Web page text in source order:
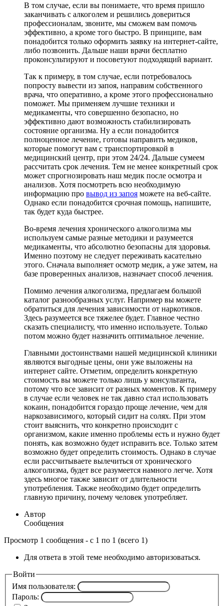
В том случае, если вы понимаете, что время пришло
заканчивать с алкоголем и решились довериться
профессионалам, звоните, мы сможем вам помочь
эффективно, а кроме того быстро. В принципе, вам
понадобится только оформить заявку на интернет-сайте,
либо позвонить. Дальше наши врачи бесплатно
проконсультируют и посоветуют подходящий вариант.
Так к примеру, в том случае, если потребовалось
попросту вывести из запоя, направим собственного
врача, что оперативно, а кроме этого профессионально
поможет. Мы применяем лучшие техники и
медикаменты, что совершенно безопасно, но
эффективно дают возможность стабилизировать
состояние организма. Ну а если понадобится
полноценное лечение, готовы направить медиков,
которые помогут вам с транспортировкой в
медицинский центр, при этом 24/24. Дальше сумеем
рассчитать срок лечения. Тем не менее конкретный срок
может спрогнозировать наш медик после осмотра и
анализов. Хотя посмотреть всю необходимую
информацию про вывод из запоя можете на веб-сайте.
Однако если понадобится срочная помощь, напишите,
так будет куда быстрее.
Во-время лечения хронического алкоголизма мы
используем самые разные методики и разумеется
медикаменты, что абсолютно безопасны для здоровья.
Именно поэтому не следует переживать касательно
этого. Сначала выполняет осмотр медик, а уже затем, на
базе проверенных анализов, назначает способ лечения.
Помимо лечения алкоголизма, предлагаем большой
каталог разнообразных услуг. Например вы можете
обратиться для лечения зависимости от наркотиков.
Здесь разумеется все тяжелее будет. Главное честно
сказать специалисту, что именно используете. Только
потом можно будет назначить оптимальное лечение.
Главными достоинствами нашей медицинской клиники
являются выгодные цены, они уже выложены на
интернет сайте. Отметим, определить конкретную
стоимость вы можете только лишь у консультанта,
потому что все зависит от разных моментов. К примеру
в случае если человек не так давно стал использовать
кокаин, понадобится гораздо проще лечение, чем для
наркозависимого, который сидит на солях. При этом
стоит выяснить, что конкретно происходит с
организмом, какие именно проблемы есть и нужно будет
понять, как возможно будет исправить все. Только затем
возможно будет определить стоимость. Однако в случае
если рассчитываете вылечиться от хронического
алкоголизма, будет все разумеется намного легче. Хотя
здесь многое также зависит от длительности
употребления. Также необходимо будет определить
главную причину, почему человек употребляет.
Автор
Сообщения
Просмотр 1 сообщения - с 1 по 1 (всего 1)
Для ответа в этой теме необходимо авторизоваться.
Войти
Имя пользователя:
Пароль: